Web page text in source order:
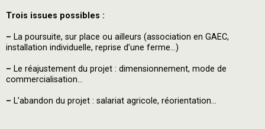
Trois issues possibles :
– La poursuite, sur place ou ailleurs (association en GAEC,
installation individuelle, reprise d’une ferme…)
– Le réajustement du projet : dimensionnement, mode de
commercialisation…
– L’abandon du projet : salariat agricole, réorientation…